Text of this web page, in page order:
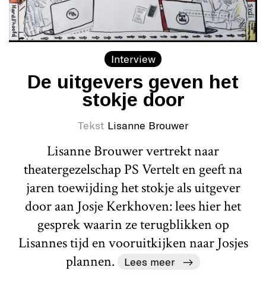
Interview
De uitgevers geven het
stokje door
Tekst Lisanne Brouwer
Lisanne Brouwer vertrekt naar
theatergezelschap PS Vertelt en geeft na
jaren toewijding het stokje als uitgever
door aan Josje Kerkhoven: lees hier het
gesprek waarin ze terugblikken op
Lisannes tijd en vooruitkijken naar Josjes
plannen.
Lees meer